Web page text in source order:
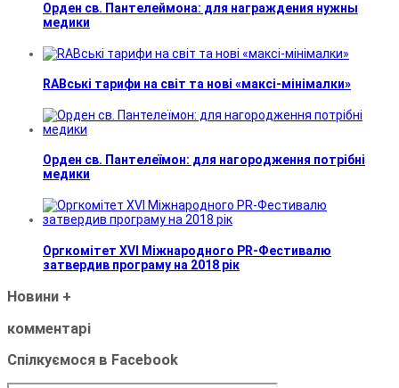
Орден св. Пантелеймона: для награждения нужны
медики
RABські тарифи на світ та нові «максі-мінімалки»
Орден св. Пантелеїмон: для нагородження потрібні
медики
Оргкомітет XVI Міжнародного PR-Фестивалю
затвердив програму на 2018 рік
Новини +
комментарі
Спілкуємося в Facebook